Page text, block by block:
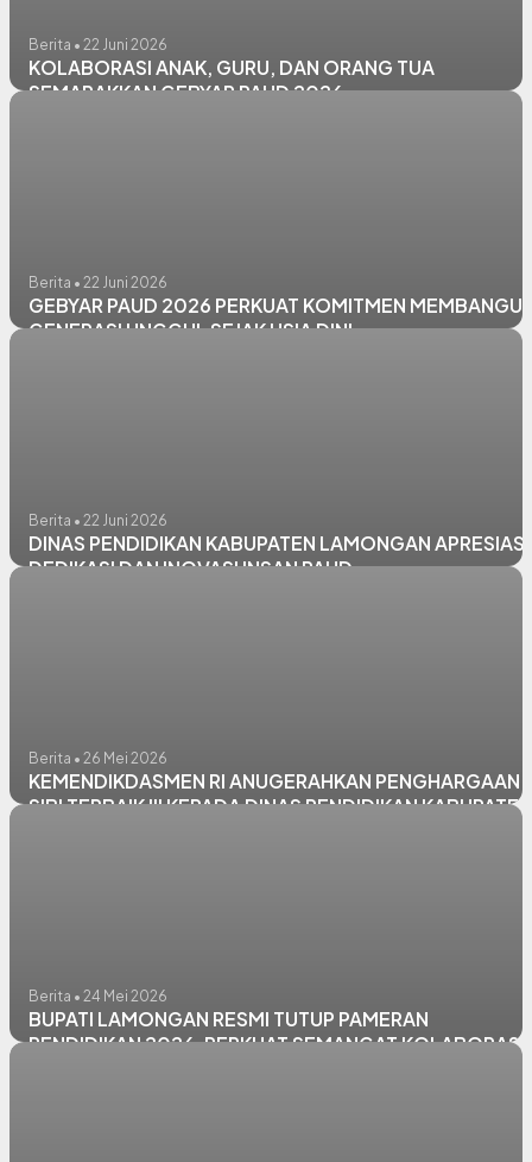
Berita • 22 Juni 2026
KOLABORASI ANAK, GURU, DAN ORANG TUA
SEMARAKKAN GEBYAR PAUD 2026
Berita • 22 Juni 2026
GEBYAR PAUD 2026 PERKUAT KOMITMEN
GENERASI UNGGUL SEJAK USIA DINI
Berita • 22 Juni 2026
DINAS PENDIDIKAN KABUPATEN LAMONGAN APRESIASI
DEDIKASI DAN INOVASI INSAN PAUD
Berita • 26 Mei 2026
KEMENDIKDASMEN RI ANUGERAHKAN PENGHARGAAN
SIBI TERBAIK III KEPADA DINAS PENDIDIKAN KABUPATEN
Berita • 24 Mei 2026
BUPATI LAMONGAN RESMI TUTUP PAMERAN
PENDIDIKAN 2026, PERKUAT SEMANGAT KOLABORASI